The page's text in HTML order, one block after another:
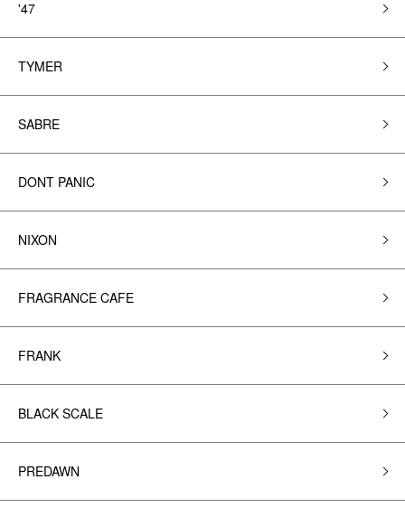
'47
TYMER
SABRE
DONT PANIC
NIXON
FRAGRANCE CAFE
FRANK
BLACK SCALE
PREDAWN